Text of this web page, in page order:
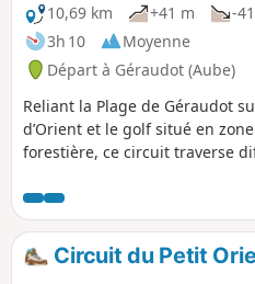
10,69 km
+41 m
-
3h 10
Moyenne
Départ à Géraudot (Aube)
Reliant la Plage de Géraudot
d’Orient et le golf situé en zone
forestière, ce circuit traverse
agricoles ouverts, forêts denses
feuillus, en passant dans le
village de Géraudot.
Circuit du Petit